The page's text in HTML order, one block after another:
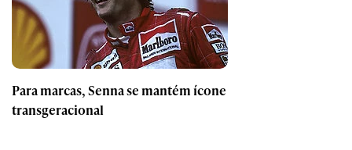
Para marcas, Senna se mantém ícone
transgeracional